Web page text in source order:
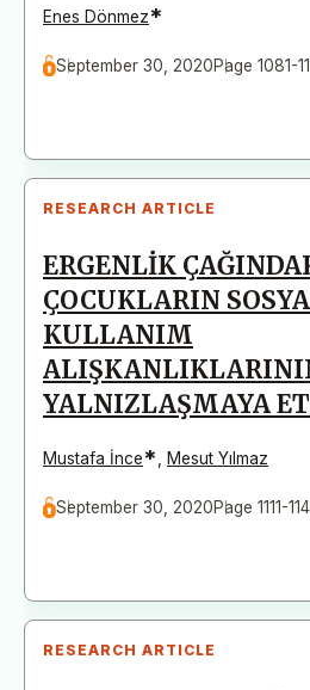
Enes Dönmez*
September 30, 2020Page 1081-
RESEARCH ARTICLE
ERGENLİK
ÇOCUKLARIN
KULLANIM
YALNIZLAŞMAYA
Mustafa İnce* Mesut Yılmaz
September 30, 2020Page 1111-
RESEARCH ARTICLE